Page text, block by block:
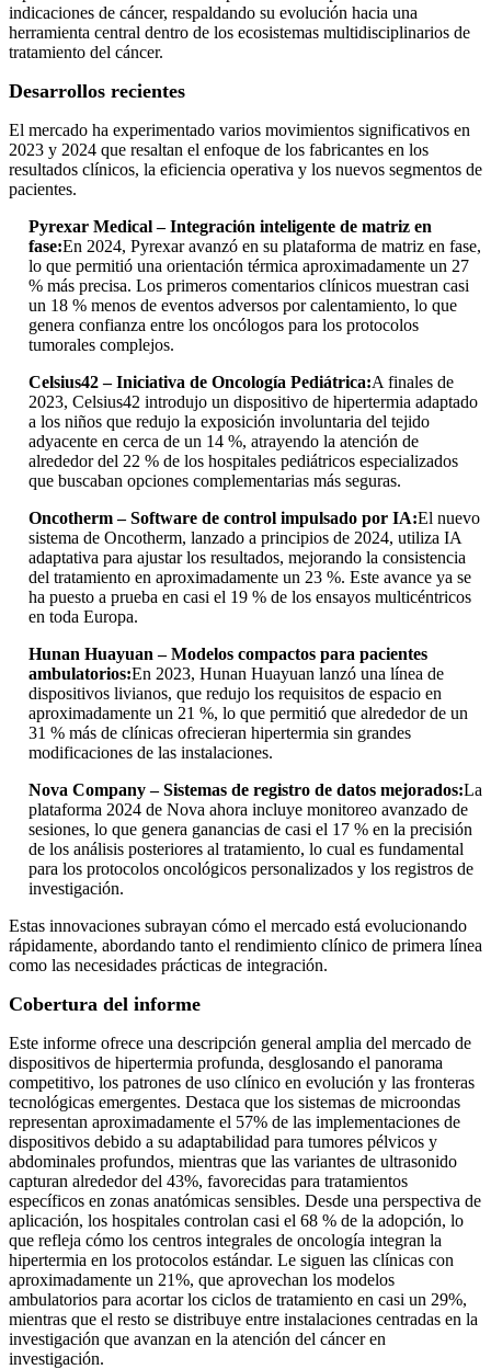
indicaciones de cáncer, respaldando su evolución hacia una
herramienta central dentro de los ecosistemas multidisciplinarios de
tratamiento del cáncer.
Desarrollos recientes
El mercado ha experimentado varios movimientos significativos en
2023 y 2024 que resaltan el enfoque de los fabricantes en los
resultados clínicos, la eficiencia operativa y los nuevos segmentos de
pacientes.
Pyrexar Medical – Integración inteligente de matriz en
fase:En 2024, Pyrexar avanzó en su plataforma de matriz en fase,
lo que permitió una orientación térmica aproximadamente un 27
% más precisa. Los primeros comentarios clínicos muestran casi
un 18 % menos de eventos adversos por calentamiento, lo que
genera confianza entre los oncólogos para los protocolos
tumorales complejos.
Celsius42 – Iniciativa de Oncología Pediátrica:A finales de
2023, Celsius42 introdujo un dispositivo de hipertermia adaptado
a los niños que redujo la exposición involuntaria del tejido
adyacente en cerca de un 14 %, atrayendo la atención de
alrededor del 22 % de los hospitales pediátricos especializados
que buscaban opciones complementarias más seguras.
Oncotherm – Software de control impulsado por IA:El nuevo
sistema de Oncotherm, lanzado a principios de 2024, utiliza IA
adaptativa para ajustar los resultados, mejorando la consistencia
del tratamiento en aproximadamente un 23 %. Este avance ya se
ha puesto a prueba en casi el 19 % de los ensayos multicéntricos
en toda Europa.
Hunan Huayuan – Modelos compactos para pacientes
ambulatorios:En 2023, Hunan Huayuan lanzó una línea de
dispositivos livianos, que redujo los requisitos de espacio en
aproximadamente un 21 %, lo que permitió que alrededor de un
31 % más de clínicas ofrecieran hipertermia sin grandes
modificaciones de las instalaciones.
Nova Company – Sistemas de registro de datos mejorados:La
plataforma 2024 de Nova ahora incluye monitoreo avanzado de
sesiones, lo que genera ganancias de casi el 17 % en la precisión
de los análisis posteriores al tratamiento, lo cual es fundamental
para los protocolos oncológicos personalizados y los registros de
investigación.
Estas innovaciones subrayan cómo el mercado está evolucionando
rápidamente, abordando tanto el rendimiento clínico de primera línea
como las necesidades prácticas de integración.
Cobertura del informe
Este informe ofrece una descripción general amplia del mercado de
dispositivos de hipertermia profunda, desglosando el panorama
competitivo, los patrones de uso clínico en evolución y las fronteras
tecnológicas emergentes. Destaca que los sistemas de microondas
representan aproximadamente el 57% de las implementaciones de
dispositivos debido a su adaptabilidad para tumores pélvicos y
abdominales profundos, mientras que las variantes de ultrasonido
capturan alrededor del 43%, favorecidas para tratamientos
específicos en zonas anatómicas sensibles. Desde una perspectiva de
aplicación, los hospitales controlan casi el 68 % de la adopción, lo
que refleja cómo los centros integrales de oncología integran la
hipertermia en los protocolos estándar. Le siguen las clínicas con
aproximadamente un 21%, que aprovechan los modelos
ambulatorios para acortar los ciclos de tratamiento en casi un 29%,
mientras que el resto se distribuye entre instalaciones centradas en la
investigación que avanzan en la atención del cáncer en
investigación.